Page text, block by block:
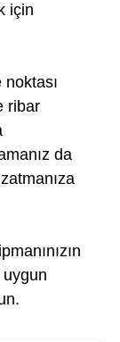
için
ribar
da